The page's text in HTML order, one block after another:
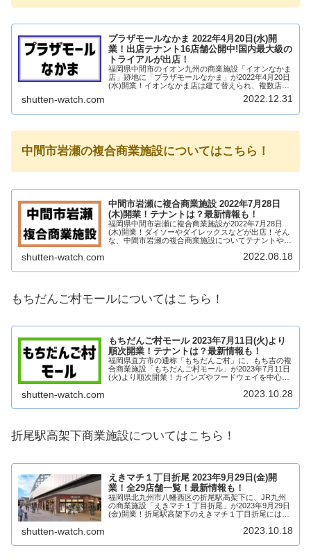
プラザモールなかま 2022年4月20日(水)開
業！出店テナント16店舗公開中!国内最大級の
トライアルが出店！
福岡県中間市のイオン九州の商業施設「イオンなかま
店」跡地に「プラザモールなかま」が2022年4月20日
(水)開業！イオンなかま店は建て替えられ、複数店舗
が出店予定です！そして、西館にはメガセンタートラ
shutten-watch.com 2022.12.31
中間市岩瀬の複合商業施設についてはこちら！
中間市岩瀬に複合商業施設 2022年7月28日
(木)開業！テナントは？最新情報も！
福岡県中間市岩瀬に複合商業施設が2022年7月28日
(木)開業！ダイソーやダイレックスなどが出店！そん
な、中間市岩瀬の複合商業施設についてテナントや求
商業施設の概要中間市岩瀬の複合商業施設の概...
shutten-watch.com 2022.08.18
もちだんご村モールについてはこちら！
もちだんご村モール 2023年7月11日(火)より
順次開業！テナントは？最新情報も！
福岡県直方市の通称「もちだんご村」に、もち吉の複
合商業施設「もちだんご村モール」が2023年7月11日
(火)より順次開業！カインズやフードウェイを中心に
てテナントや求人情報についてみていきまし...
shutten-watch.com 2023.10.28
折尾駅高架下商業施設についてはこちら！
えきマチ１丁目折尾 2023年9月29日(金)開
業！全29店舗一覧！最新情報も！
福岡県北九州市八幡西区の折尾駅高架下に、JR九州
の商業施設「えきマチ１丁目折尾」が2023年9月29日
(金)開業！折尾駅高架下のえきマチ１丁目折尾には飲
た店舗が29店舗出店！折尾駅直結の商業施...
shutten-watch.com 2023.10.18